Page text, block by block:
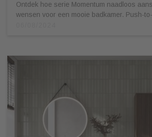
Ontdek hoe serie Momentum naadloos
wensen voor een mooie badkamer. Push-